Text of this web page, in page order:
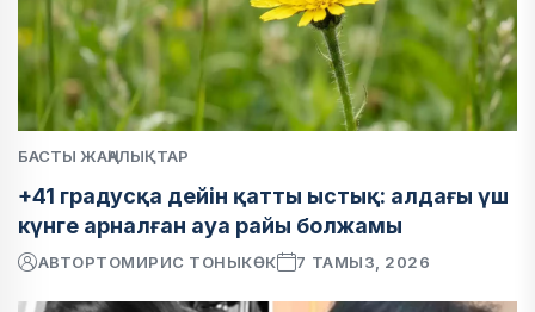
БАСТЫ ЖАҢАЛЫҚТАР
+41 градусқа дейін қатты ыстық: алдағы үш
күнге арналған ауа райы болжамы
АВТОРТОМИРИС ТОНЫКӨК 7 ТАМЫЗ, 2026